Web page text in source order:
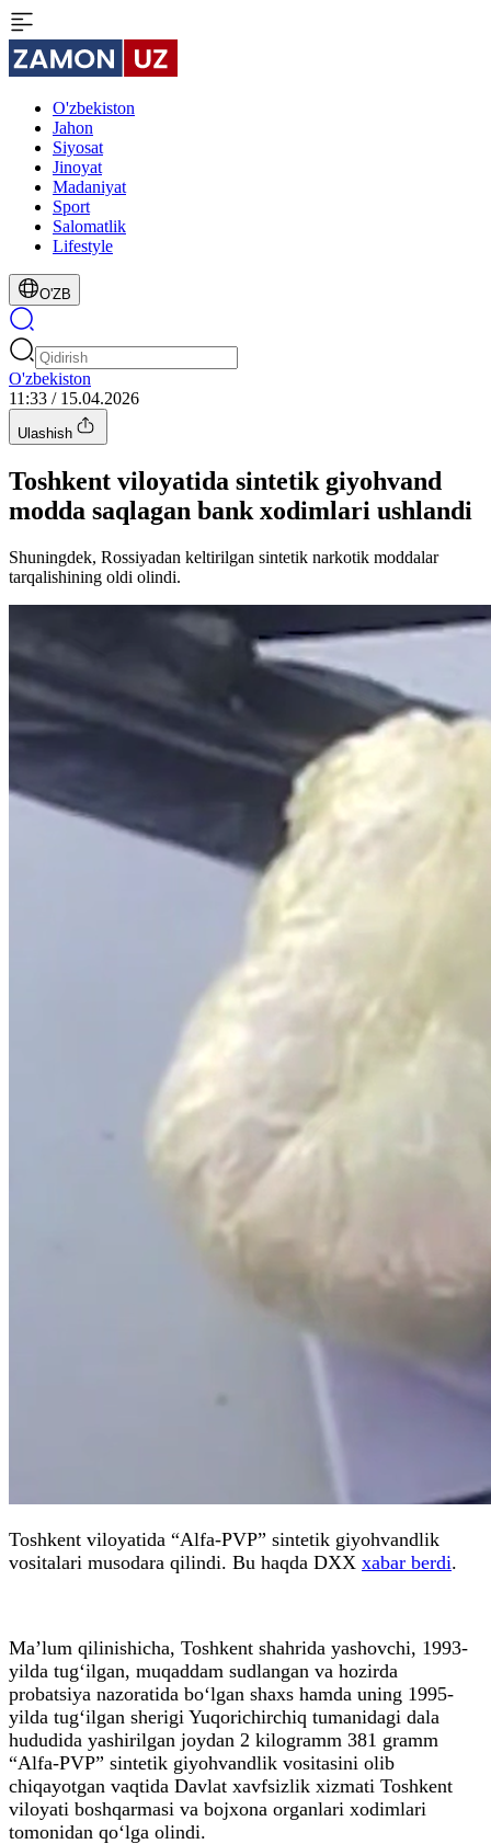
O'zbekiston
Jahon
Siyosat
Jinoyat
Madaniyat
Sport
Salomatlik
Lifestyle
O'ZB
O'zbekiston
11:33 / 15.04.2026
Ulashish
Toshkent viloyatida sintetik giyohvand
modda saqlagan bank xodimlari ushlandi
Shuningdek, Rossiyadan keltirilgan sintetik narkotik moddalar
tarqalishining oldi olindi.
Toshkent viloyatida “Alfa-PVP” sintetik giyohvandlik
vositalari musodara qilindi. Bu haqda DXX xabar berdi.
Ma’lum qilinishicha, Toshkent shahrida yashovchi, 1993-
yilda tug‘ilgan, muqaddam sudlangan va hozirda
probatsiya nazoratida bo‘lgan shaxs hamda uning 1995-
yilda tug‘ilgan sherigi Yuqorichirchiq tumanidagi dala
hududida yashirilgan joydan 2 kilogramm 381 gramm
“Alfa-PVP” sintetik giyohvandlik vositasini olib
chiqayotgan vaqtida Davlat xavfsizlik xizmati Toshkent
viloyati boshqarmasi va bojxona organlari xodimlari
tomonidan qo‘lga olindi.